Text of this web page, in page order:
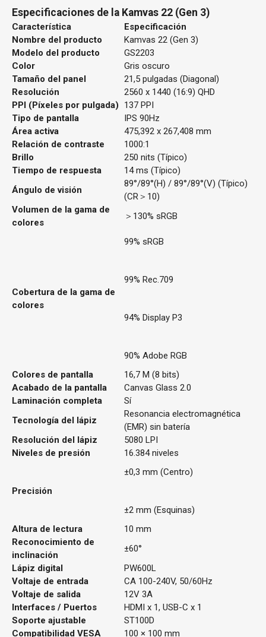
Especificaciones de la Kamvas 22 (Gen 3)
Característica
Especificación
Nombre del producto
Kamvas 22 (Gen 3)
Modelo del producto
GS2203
Color
Gris oscuro
Tamaño del panel
21,5 pulgadas (Diagonal)
Resolución
2560 x 1440 (16:9) QHD
PPI (Píxeles por pulgada)
137 PPI
Tipo de pantalla
IPS 90Hz
Área activa
475,392 x 267,408 mm
Relación de contraste
1000:1
Brillo
250 nits (Típico)
Tiempo de respuesta
14 ms (Típico)
Ángulo de visión
89°/89°(H) / 89°/89°(V) (Típico)
(CR＞10)
Volumen de la gama de
colores
＞130% sRGB
Cobertura de la gama de
colores
99% sRGB
99% Rec.709
94% Display P3
90% Adobe RGB
Colores de pantalla
16,7 M (8 bits)
Acabado de la pantalla
Canvas Glass 2.0
Laminación completa
Sí
Tecnología del lápiz
Resonancia electromagnética
(EMR) sin batería
Resolución del lápiz
5080 LPI
Niveles de presión
16.384 niveles
Precisión
±0,3 mm (Centro)
±2 mm (Esquinas)
Altura de lectura
10 mm
Reconocimiento de
inclinación
±60°
Lápiz digital
PW600L
Voltaje de entrada
CA 100-240V, 50/60Hz
Voltaje de salida
12V 3A
Interfaces / Puertos
HDMI x 1, USB-C x 1
Soporte ajustable
ST100D
Compatibilidad VESA
100 × 100 mm